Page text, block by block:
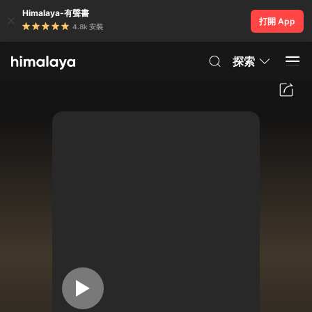
Himalaya-有聲書
4.8k 安裝
打開 App
探索